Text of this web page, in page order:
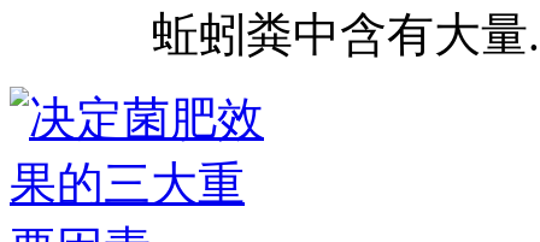
蚯蚓粪中含有大量